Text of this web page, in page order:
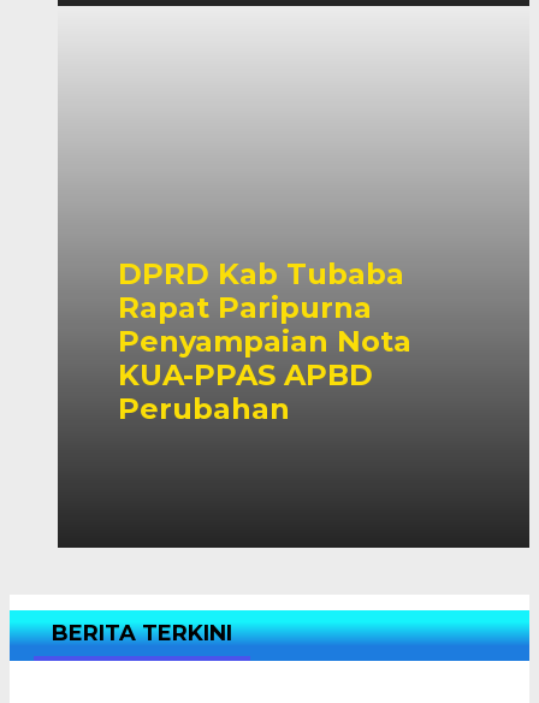
DPRD Kab Tubaba
Rapat Paripurna
Penyampaian Nota
KUA-PPAS APBD
Perubahan
BERITA TERKINI